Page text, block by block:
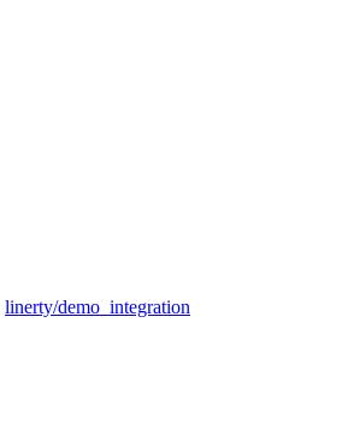
linerty/demo_integration